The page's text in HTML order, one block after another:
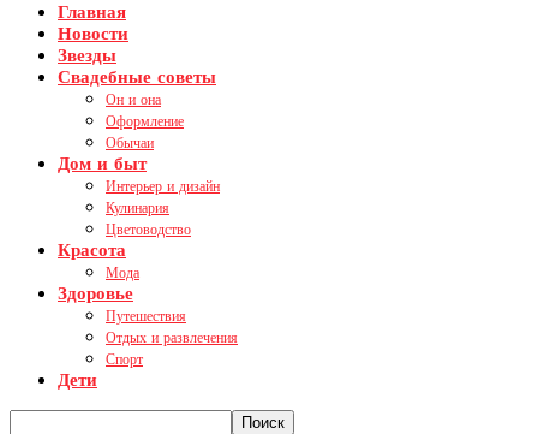
Главная
Новости
Звезды
Свадебные советы
Он и она
Оформление
Обычаи
Дом и быт
Интерьер и дизайн
Кулинария
Цветоводство
Красота
Мода
Здоровье
Путешествия
Отдых и развлечения
Спорт
Дети